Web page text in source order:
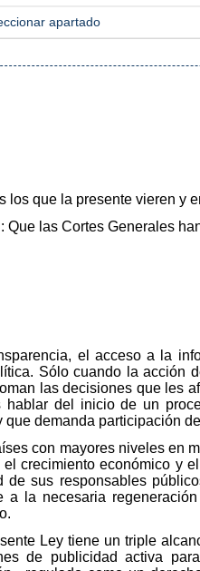
apartado
los que la presente vieren y
Que las Cortes Generales
el acceso a la
Sólo cuando la acción
las decisiones que les
hablar del inicio de un
que demanda participación
con mayores niveles en
el crecimiento económico y
de sus responsables
a la necesaria
Ley tiene un triple
de publicidad activa